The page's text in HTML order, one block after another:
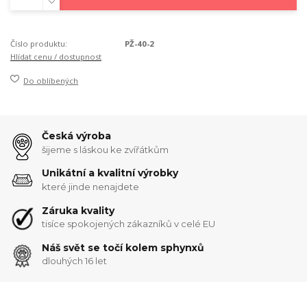
Číslo produktu:
PŽ-40-2
Hlídat cenu / dostupnost
Do oblíbených
Česká výroba
šijeme s láskou ke zvířátkům
Unikátní a kvalitní výrobky
které jinde nenajdete
Záruka kvality
tisíce spokojených zákazníků v celé EU
Náš svět se točí kolem sphynxů
dlouhých 16 let